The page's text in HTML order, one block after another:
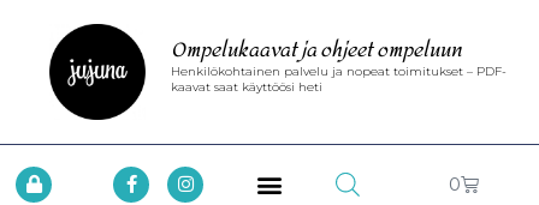
Ompelukaavat ja ohjeet ompeluun
Henkilökohtainen palvelu ja nopeat toimitukset – PDF-
kaavat saat käyttöösi heti
0